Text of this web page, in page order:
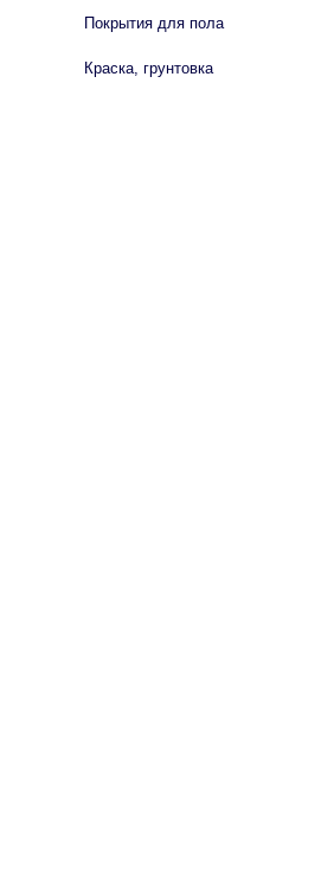
Покрытия для пола
Краска, грунтовка